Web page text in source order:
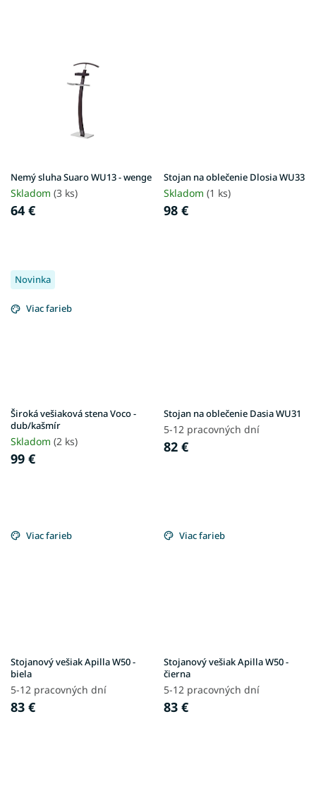
Nemý sluha Suaro WU13 - wenge
Skladom (3 ks)
64 €
Stojan na oblečenie Dlosia WU33
Skladom (1 ks)
98 €
Novinka
Viac farieb
Široká vešiaková stena Voco -
dub/kašmír
Skladom (2 ks)
99 €
Stojan na oblečenie Dasia WU31
5-12 pracovných dní
82 €
Viac farieb
Stojanový vešiak Apilla W50 -
biela
5-12 pracovných dní
83 €
Viac farieb
Stojanový vešiak Apilla W50 -
čierna
5-12 pracovných dní
83 €